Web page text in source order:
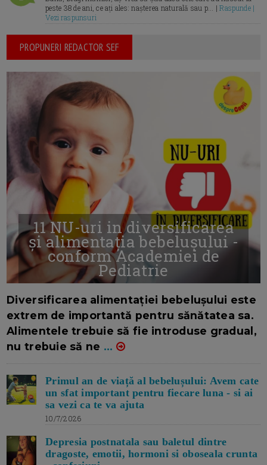
peste 38 de ani, ce ați ales: nașterea naturală sau p... |Raspunde |
Vezi raspunsuri
PROPUNERI REDACTOR SEF
11 NU-uri in diversificarea
și alimentația bebelușului -
conform Academiei de
Pediatrie
Diversificarea alimentației bebelușului este
extrem de importantă pentru sănătatea sa.
Alimentele trebuie să fie introduse gradual,
nu trebuie să ne ...
Primul an de viață al bebelușului: Avem cate
un sfat important pentru fiecare luna - si ai
sa vezi ca te va ajuta
10/7/2026
Depresia postnatala sau baletul dintre
dragoste, emotii, hormoni si oboseala crunta